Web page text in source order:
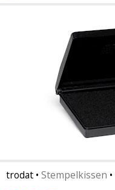
trodat • Stempelkissen •